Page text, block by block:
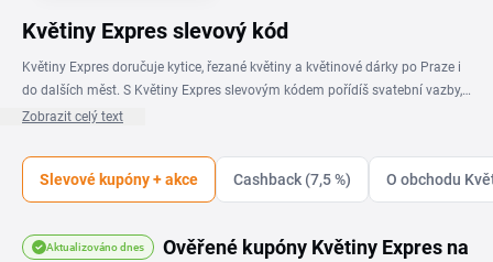
Květiny Expres slevový kód
Květiny Expres doručuje kytice, řezané květiny a květinové dárky po Praze i
do dalších měst. S Květiny Expres slevovým kódem pořídíš svatební vazby,
narozeninové kytice i sezonní aranžmá za výhodnější cenu. Aktuální
květin v Praze, nebo plánuješ dárek na dálku, ověřené kupóny ti pomohou
ušetřit při každé objednávce. Stačí vybrat platný kód, zkopírovat ho a
uplatnit v košíku ještě před dokončením nákupu.
Zobrazit celý text
Slevové kupóny + akce Cashback (7,5 %) O obchodu
Aktualizováno dnes
Ověřené kupóny Květiny Expres na